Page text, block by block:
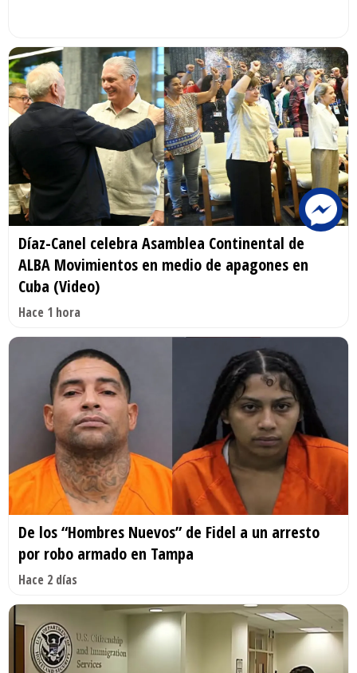
Díaz-Canel celebra Asamblea Continental de
ALBA Movimientos en medio de apagones en
Cuba (Video)
Hace 1 hora
De los “Hombres Nuevos” de Fidel a un arresto
por robo armado en Tampa
Hace 2 días